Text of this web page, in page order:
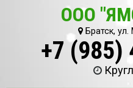
ООО
Братск,
+7 (985)